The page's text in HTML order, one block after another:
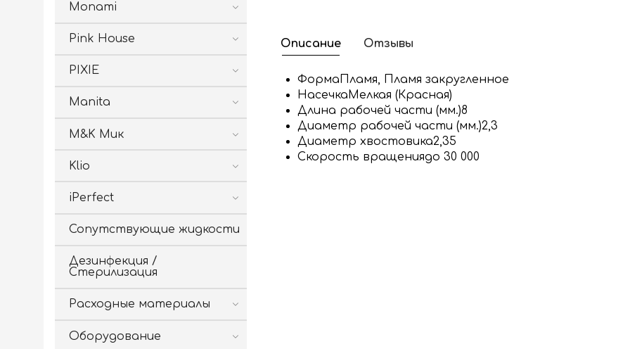
Описание
ФормаПламя, Пламя закругленное
НасечкаМелкая (Красная)
Длина рабочей части (мм.)8
Диаметр рабочей части (мм.)2,3
Диаметр хвостовика2,35
Скорость вращениядо 30 000
Отзывы
Monami
Pink House
PIXIE
Manita
M&K Мик
Klio
iPerfect
Сопутствующие жидкости
Дезинфекция /
Стерилизация
Расходные материалы
Оборудование